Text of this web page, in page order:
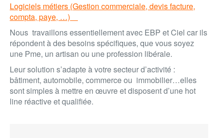
Logiciels métiers (Gestion commerciale, devis facture,
compta, paye, …)
Nous travaillons essentiellement avec EBP et Ciel car ils
répondent à des besoins spécifiques, que vous soyez
une Pme, un artisan ou une profession libérale.
Leur solution s’adapte à votre secteur d’activité :
bâtiment, automobile, commerce ou immobilier…elles
sont simples à mettre en œuvre et disposent d’une hot
line réactive et qualifiée.